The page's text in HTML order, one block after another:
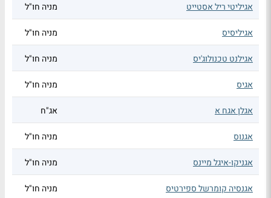
אגיליטי ריל אסטייט מניה חו"ל
אגיליסיס מניה חו"ל
אגילנט טכנולוג'יס מניה חו"ל
אגיס מניה חו"ל
אגלן אגח א אג"ח
אגנוס מניה חו"ל
אגניקו-איגל מיינס מניה חו"ל
אגנסיה קומרשל ספירטיס מניה חו"ל